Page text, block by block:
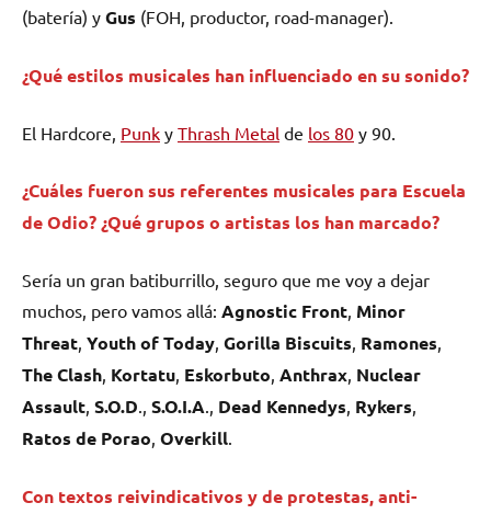
(batería) y Gus (FOH, productor, road-manager).
¿Qué estilos musicales han influenciado en su sonido?
El Hardcore, Punk y Thrash Metal de los 80 y 90.
¿Cuáles fueron sus referentes musicales para Escuela
de Odio? ¿Qué grupos o artistas los han marcado?
Sería un gran batiburrillo, seguro que me voy a dejar
muchos, pero vamos allá: Agnostic Front Minor
Threat Youth of Today Gorilla Biscuits Ramones
The Clash Kortatu Eskorbuto Anthrax Nuclear
Assault S.O.D S.O.I.A Dead Kennedys Rykers
Ratos de Porao Overkill
Con textos reivindicativos y de protestas, anti-